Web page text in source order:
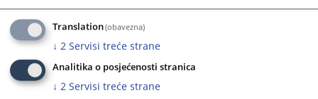
Translation(obavezna)
↓ 2 Servisi treće strane
Analitika o posjećenosti stranica
↓ 2 Servisi treće strane